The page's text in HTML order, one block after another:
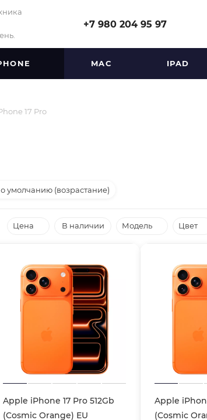
+7 980 204 95 97
MAC IPAD
17 Pro
умолчанию (возрастание)
Цена В наличии Модель Цвет
Apple iPhone 17 Pro 512Gb
(Cosmic Orange) EU
Apple
(Cosmic